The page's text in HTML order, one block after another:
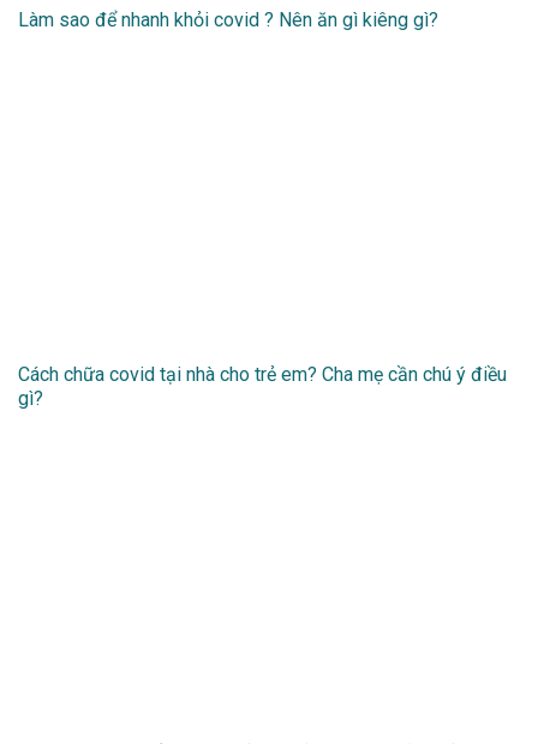
Làm sao để nhanh khỏi covid ? Nên ăn gì kiêng gì?
Cách chữa covid tại nhà cho trẻ em? Cha mẹ cần chú ý điều
gì?